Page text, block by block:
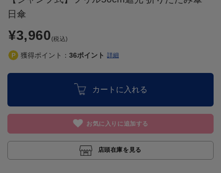
日傘
¥3,960 (税込)
獲得ポイント： 36ポイント 詳細
カートに入れる
お気に入りに追加する
店頭在庫を見る